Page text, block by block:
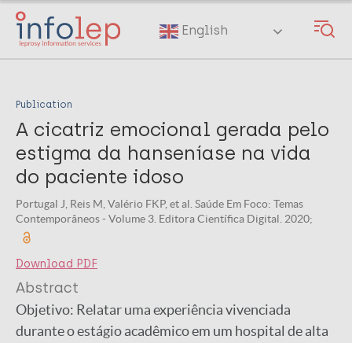
Skip
main
English
Publication
A cicatriz emocional gerada pelo
estigma da hanseníase na vida
do paciente idoso
Portugal J, Reis M, Valério FKP, et al. Saúde Em Foco: Temas
Contemporâneos - Volume 3. Editora Científica Digital. 2020;
Download PDF
Abstract
Objetivo: Relatar uma experiência vivenciada
durante o estágio acadêmico em um hospital de alta